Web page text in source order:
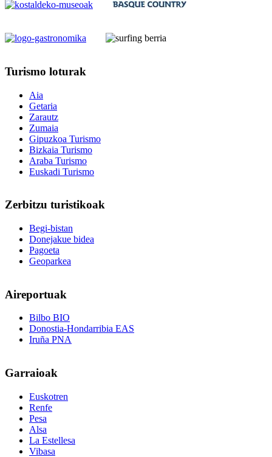
Turismo loturak
Aia
Getaria
Zarautz
Zumaia
Gipuzkoa Turismo
Bizkaia Turismo
Araba Turismo
Euskadi Turismo
Zerbitzu turistikoak
Begi-bistan
Donejakue bidea
Pagoeta
Geoparkea
Aireportuak
Bilbo BIO
Donostia-Hondarribia EAS
Iruña PNA
Garraioak
Euskotren
Renfe
Pesa
Alsa
La Estellesa
Vibasa